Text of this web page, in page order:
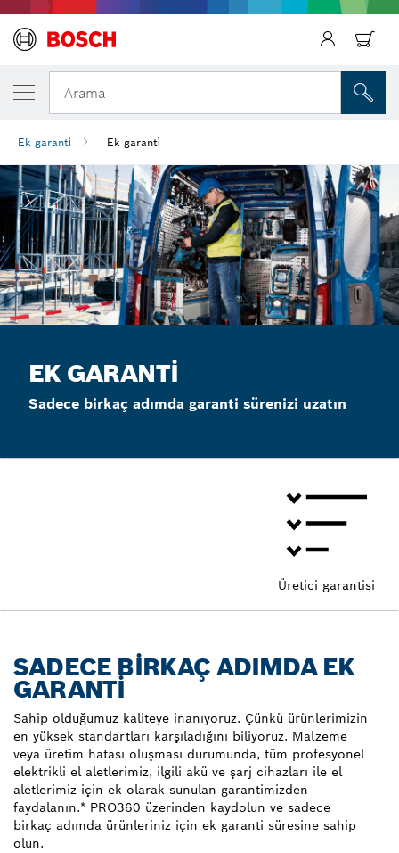
Arama
Ek garanti̇ Ek garanti̇
EK GARANTİ
Sadece birkaç adımda garanti sürenizi uzatın
Üretici garantisi
SADECE BİRKAÇ ADIMDA EK
GARANTİ
Sahip olduğumuz kaliteye inanıyoruz. Çünkü ürünlerimizin
en yüksek standartları karşıladığını biliyoruz. Malzeme
veya üretim hatası oluşması durumunda, tüm profesyonel
elektrikli el aletlerimiz, ilgili akü ve şarj cihazları ile el
aletlerimiz için ek olarak sunulan garantimizden
faydalanın.* PRO360 üzerinden kaydolun ve sadece
birkaç adımda ürünleriniz için ek garanti süresine sahip
olun.